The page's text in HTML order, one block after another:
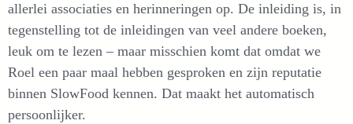
allerlei associaties en herinneringen op. De inleiding is, in
tegenstelling tot de inleidingen van veel andere boeken,
leuk om te lezen – maar misschien komt dat omdat we
Roel een paar maal hebben gesproken en zijn reputatie
binnen SlowFood kennen. Dat maakt het automatisch
persoonlijker.